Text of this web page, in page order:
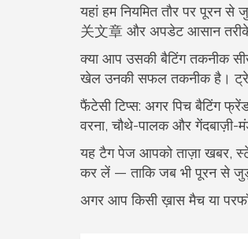
यहां हम नियमित तौर पर पूरन से
关文章 और अपडेट आसान
क्या आप उसकी बैटिंग तकनीक
खेल उनकी सफल तकनीक है।
फैंटेसी टिप्स: अगर पिच बैटिंग
वरना, चौथे-पालक और गेंदबाज़ी-
यह टैग पेज आपको ताज़ा खबर,
कर लें — ताकि जब भी पूरन से
अगर आप किसी ख़ास मैच या